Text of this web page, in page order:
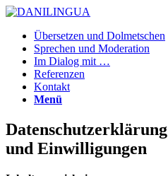
Übersetzen und Dolmetschen
Sprechen und Moderation
Im Dialog mit …
Referenzen
Kontakt
Menü
Datenschutzerklärung
und Einwilligungen